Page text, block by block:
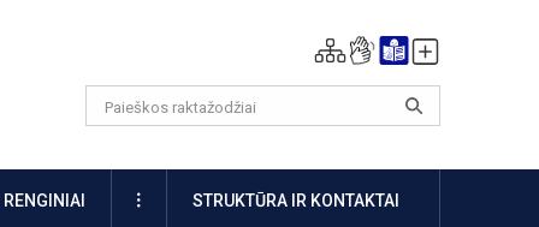
RENGINIAI DAUGIAUSTRUKTŪRA IR KONTAKTAI